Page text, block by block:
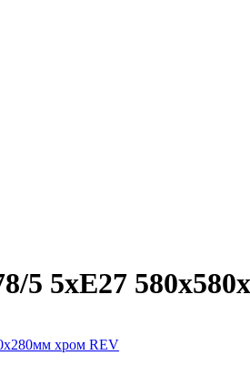
5 5хE27